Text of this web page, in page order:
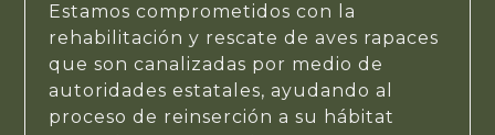
Estamos comprometidos con la
rehabilitación y rescate de aves rapaces
que son canalizadas por medio de
autoridades estatales, ayudando al
proceso de reinserción a su hábitat